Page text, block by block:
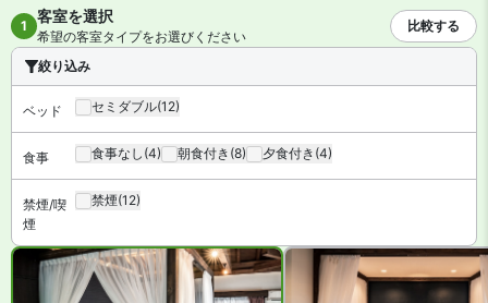
1
客室を選択
希望の客室タイプをお選びください
比較する
絞り込み
ベッド セミダブル(12)
食事 食事なし (4) 朝食付き (8) 夕食付き (4)
禁煙/喫
煙
禁煙(12)